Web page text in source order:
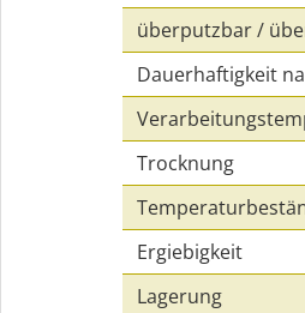
überputzbar /
Dauerhaftigkeit
Trocknung
Ergiebigkeit
Lagerung